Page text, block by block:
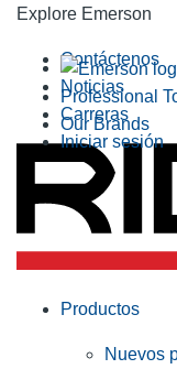
Explore Emerson
Professional
Our Brands
Contáctenos
Noticias
Carreras
Iniciar sesión
Productos
Nuevos